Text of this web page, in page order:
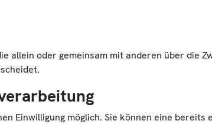
oder gemeinsam mit anderen über die
Einwilligung möglich. Sie können eine